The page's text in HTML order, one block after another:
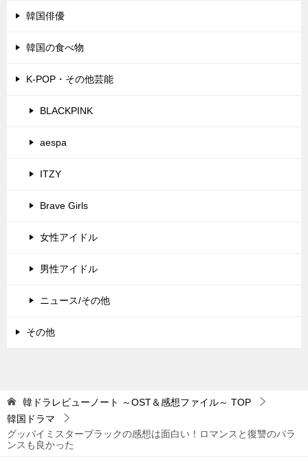
韓国俳優
韓国の食べ物
K-POP・その他芸能
BLACKPINK
aespa
ITZY
Brave Girls
女性アイドル
男性アイドル
ニュース/その他
その他
韓ドラレビューノート ～OST＆感想ファイル～ TOP
韓国ドラマ
グッバイミスターブラックの感想は面白い！ロマンスと復讐のバラ
ンスも良かった